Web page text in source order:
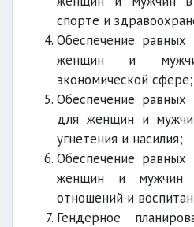
спорте и
Обеспечение
женщин и
экономической сфере;
Обеспечение
для женщин и
угнетения и насилия;
Обеспечение
женщин и мужчин
отношений и
Гендерное